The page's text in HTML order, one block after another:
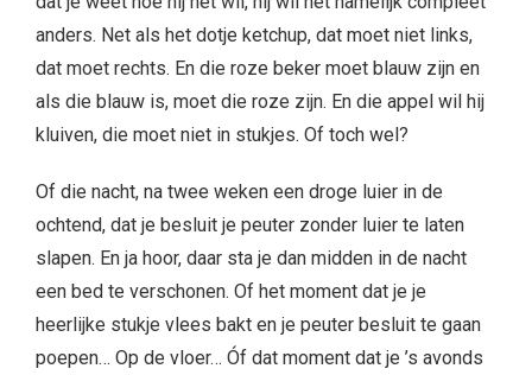
anders. Net als het dotje ketchup, dat moet niet links,
dat moet rechts. En die roze beker moet blauw zijn en
als die blauw is, moet die roze zijn. En die appel wil hij
kluiven, die moet niet in stukjes. Of toch wel?
Of die nacht, na twee weken een droge luier in de
ochtend, dat je besluit je peuter zonder luier te laten
slapen. En ja hoor, daar sta je dan midden in de nacht
een bed te verschonen. Of het moment dat je je
heerlijke stukje vlees bakt en je peuter besluit te gaan
poepen… Op de vloer… Óf dat moment dat je ’s avonds